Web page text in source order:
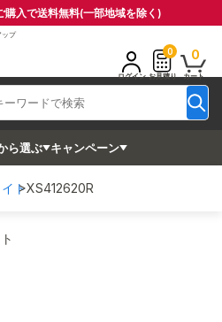
入で送料無料(一部地域を除く)
ップ
ログイン
0
お見積り
0
カート
ら選ぶ キャンペーン
トXS412620R